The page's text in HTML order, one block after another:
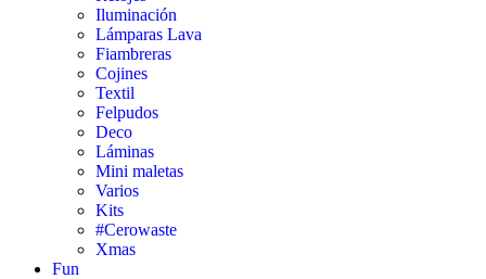
Iluminación
Lámparas Lava
Fiambreras
Cojines
Textil
Felpudos
Deco
Láminas
Mini maletas
Varios
Kits
#Cerowaste
Xmas
Fun